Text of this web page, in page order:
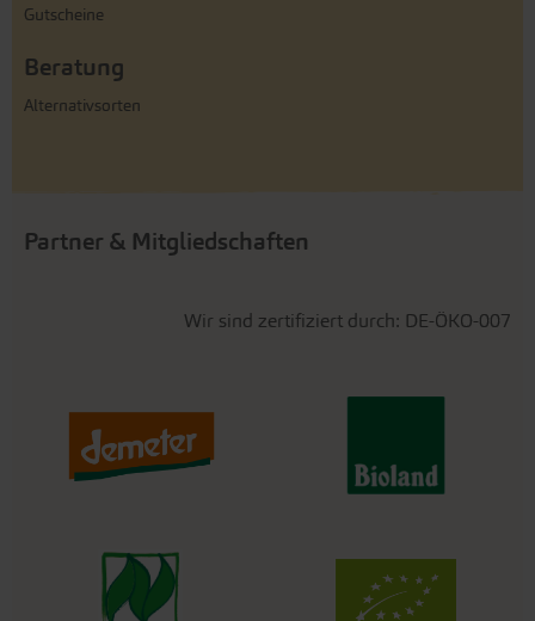
Gutscheine
Beratung
Alternativsorten
Partner & Mitgliedschaften
Wir sind zertifiziert durch: DE-ÖKO-007